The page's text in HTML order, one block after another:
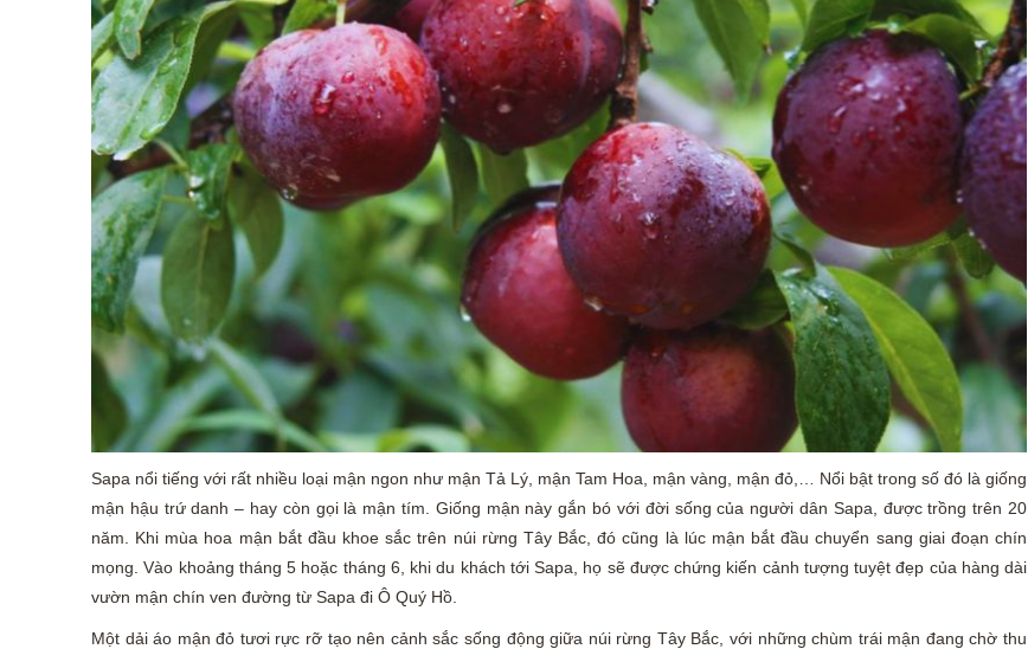
Sapa nổi tiếng với rất nhiều loại mận ngon như mận Tả Lý, mận Tam Hoa, mận vàng, mận đỏ,… Nổi bật trong số đó là giống
mận hậu trứ danh – hay còn gọi là mận tím. Giống mận này gắn bó với đời sống của người dân Sapa, được trồng trên 20
năm. Khi mùa hoa mận bắt đầu khoe sắc trên núi rừng Tây Bắc, đó cũng là lúc mận bắt đầu chuyển sang giai đoạn chín
mọng. Vào khoảng tháng 5 hoặc tháng 6, khi du khách tới Sapa, họ sẽ được chứng kiến cảnh tượng tuyệt đẹp của hàng dài
vườn mận chín ven đường từ Sapa đi Ô Quý Hồ.
Một dải áo mận đỏ tươi rực rỡ tạo nên cảnh sắc sống động giữa núi rừng Tây Bắc, với những chùm trái mận đang chờ thu